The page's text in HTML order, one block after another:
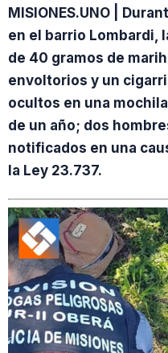
MISIONES.UNO |
en el barrio Lombardi,
de 40 gramos de
envoltorios y un
ocultos en una
de un año; dos
notificados en una
la Ley 23.737.